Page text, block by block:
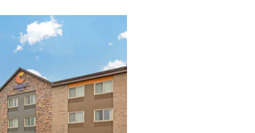
Français
Italiano